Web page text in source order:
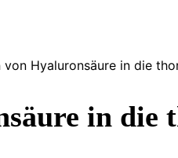
von Hyaluronsäure in die
in die